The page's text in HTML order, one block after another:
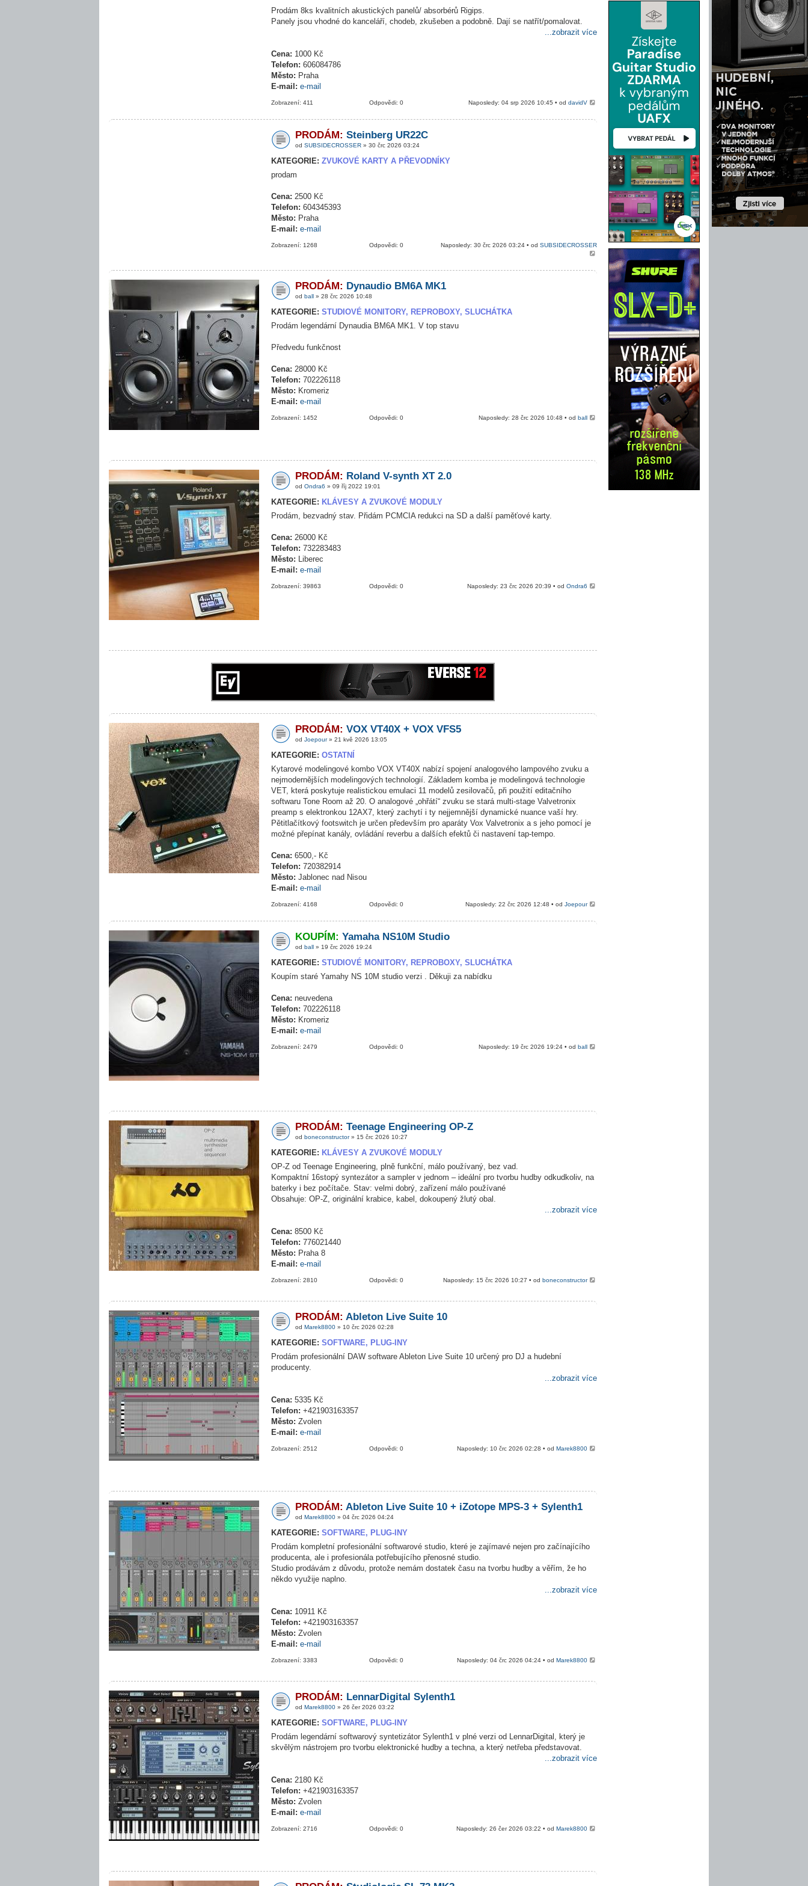
Prodám 8ks kvalitních akustických panelů/ absorbérů Rigips.
Panely jsou vhodné do kanceláří, chodeb, zkušeben a podobně. Dají se natřít/pomalovat.
...zobrazit více
Cena: 1000 Kč
Telefon: 606084786
Město: Praha
E-mail: e-mail
Naposledy: 04 srp 2026 10:45 • oddavidV
Odpovědi: 0
Zobrazení: 411
PRODÁM: Steinberg UR22C
od SUBSIDECROSSER » 30 črc 2026 03:24
KATEGORIE: ZVUKOVÉ KARTY A PŘEVODNÍKY
prodam
Cena: 2500 Kč
Telefon: 604345393
Město: Praha
E-mail: e-mail
Naposledy: 30 črc 2026 03:24 • od SUBSIDECROSSER
Odpovědi: 0
Zobrazení: 1268
PRODÁM: Dynaudio BM6A MK1
od ball » 28 črc 2026 10:48
KATEGORIE: STUDIOVÉ MONITORY, REPROBOXY, SLUCHÁTKA
Prodám legendární Dynaudia BM6A MK1. V top stavu
Předvedu funkčnost
Cena: 28000 Kč
Telefon: 702226118
Město: Kromeriz
E-mail: e-mail
Naposledy: 28 črc 2026 10:48 • odball
Odpovědi: 0
Zobrazení: 1452
PRODÁM: Roland V-synth XT 2.0
od Ondra6 » 09 říj 2022 19:01
KATEGORIE: KLÁVESY A ZVUKOVÉ MODULY
Prodám, bezvadný stav. Přidám PCMCIA redukci na SD a další paměťové karty.
Cena: 26000 Kč
Telefon: 732283483
Město: Liberec
E-mail: e-mail
Naposledy: 23 črc 2026 20:39 • odOndra6
Odpovědi: 0
Zobrazení: 39863
PRODÁM: VOX VT40X + VOX VFS5
od Joepour» 21 kvě 2026 13:05
KATEGORIE: OSTATNÍ
Kytarové modelingové kombo VOX VT40X nabízí spojení analogového lampového zvuku a
nejmodernějších modelingových technologií. Základem komba je modelingová technologie
VET, která poskytuje realistickou emulaci 11 modelů zesilovačů, při použití editačního
softwaru Tone Room až 20. O analogové „ohřátí“ zvuku se stará multi-stage Valvetronix
preamp s elektronkou 12AX7, který zachytí i ty nejjemnější dynamické nuance vaší hry.
Pětitlačítkový footswitch je určen především pro aparáty Vox Valvetronix a s jeho pomocí je
možné přepínat kanály, ovládání reverbu a dalších efektů či nastavení tap-tempo.
Cena: 6500,- Kč
Telefon: 720382914
Město: Jablonec nad Nisou
E-mail: e-mail
Naposledy: 22 črc 2026 12:48 • odJoepour
Odpovědi: 0
Zobrazení: 4168
KOUPÍM: Yamaha NS10M Studio
od ball » 19 črc 2026 19:24
KATEGORIE: STUDIOVÉ MONITORY, REPROBOXY, SLUCHÁTKA
Koupím staré Yamahy NS 10M studio verzi . Děkuji za nabídku
Cena: neuvedena
Telefon: 702226118
Město: Kromeriz
E-mail: e-mail
Naposledy: 19 črc 2026 19:24 • odball
Odpovědi: 0
Zobrazení: 2479
PRODÁM: Teenage Engineering OP-Z
od boneconstructor» 15 črc 2026 10:27
KATEGORIE: KLÁVESY A ZVUKOVÉ MODULY
OP-Z od Teenage Engineering, plně funkční, málo používaný, bez vad.
Kompaktní 16stopý syntezátor a sampler v jednom – ideální pro tvorbu hudby odkudkoliv, na
baterky i bez počítače. Stav: velmi dobrý, zařízení málo používané
Obsahuje: OP-Z, originální krabice, kabel, dokoupený žlutý obal.
...zobrazit více
Cena: 8500 Kč
Telefon: 776021440
Město: Praha 8
E-mail: e-mail
Naposledy: 15 črc 2026 10:27 • odboneconstructor
Odpovědi: 0
Zobrazení: 2810
PRODÁM: Ableton Live Suite 10
od Marek8800 » 10 črc 2026 02:28
KATEGORIE: SOFTWARE, PLUG-INY
Prodám profesionální DAW software Ableton Live Suite 10 určený pro DJ a hudební
producenty.
...zobrazit více
Cena: 5335 Kč
Telefon: +421903163357
Město: Zvolen
E-mail: e-mail
Naposledy: 10 črc 2026 02:28 • odMarek8800
Odpovědi: 0
Zobrazení: 2512
PRODÁM: Ableton Live Suite 10 + iZotope MPS-3 + Sylenth1
od Marek8800 » 04 črc 2026 04:24
KATEGORIE: SOFTWARE, PLUG-INY
Prodám kompletní profesionální softwarové studio, které je zajímavé nejen pro začínajícího
producenta, ale i profesionála potřebujícího přenosné studio.
Studio prodávám z důvodu, protože nemám dostatek času na tvorbu hudby a věřím, že ho
někdo využije naplno.
...zobrazit více
Cena: 10911 Kč
Telefon: +421903163357
Město: Zvolen
E-mail: e-mail
Naposledy: 04 črc 2026 04:24 • odMarek8800
Odpovědi: 0
Zobrazení: 3383
PRODÁM: LennarDigital Sylenth1
od Marek8800 » 26 čer 2026 03:22
KATEGORIE: SOFTWARE, PLUG-INY
Prodám legendární softwarový syntetizátor Sylenth1 v plné verzi od LennarDigital, který je
skvělým nástrojem pro tvorbu elektronické hudby a techna, a který netřeba představovat.
...zobrazit více
Cena: 2180 Kč
Telefon: +421903163357
Město: Zvolen
E-mail: e-mail
Naposledy: 26 čer 2026 03:22 • odMarek8800
Odpovědi: 0
Zobrazení: 2716